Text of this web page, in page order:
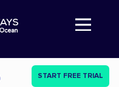
Abre a navegação
START FREE TRIAL